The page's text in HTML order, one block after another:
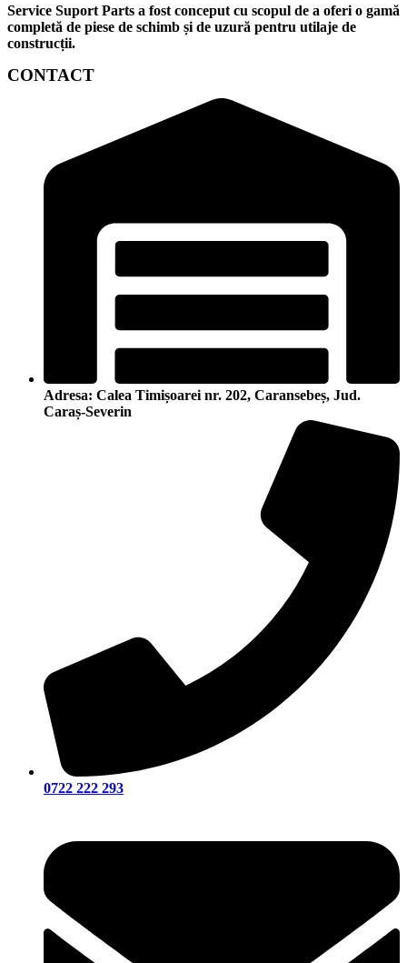
Service Suport Parts a fost conceput cu scopul de a oferi o gamă
completă de piese de schimb și de uzură pentru utilaje de
construcții.
CONTACT
Adresa: Calea Timișoarei nr. 202, Caransebeș, Jud.
Caraș-Severin
0722 222 293